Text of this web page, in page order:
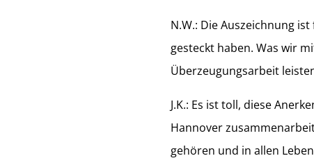
N.W.: Die Auszeichnung
gesteckt haben. Was wir
Überzeugungsarbeit
J.K.: Es ist toll, diese
Hannover
gehören und in allen